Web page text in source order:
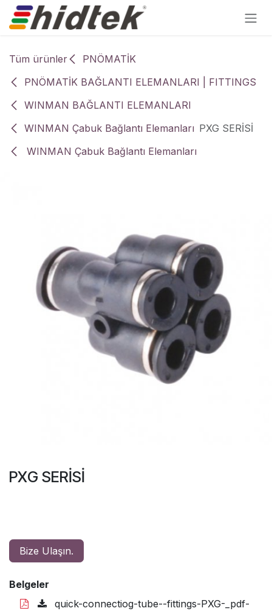
İçereği Atla
Tüm ürünler
PNÖMATİK
PNÖMATİK BAĞLANTI ELEMANLARI | FITTINGS
WINMAN BAĞLANTI ELEMANLARI
WINMAN Çabuk Bağlantı Elemanları PXG SERİSİ
WINMAN Çabuk Bağlantı Elemanları
PXG SERİSİ
Bize Ulaşın.
Belgeler
quick-connectiog-tube--fittings-PXG-_pdf-